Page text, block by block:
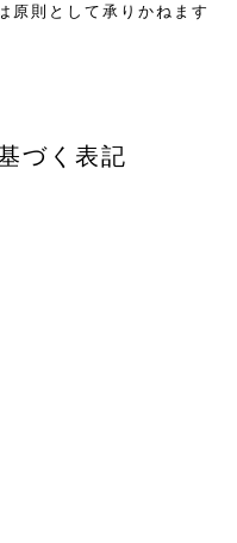
原則として承りかねます
づく表記